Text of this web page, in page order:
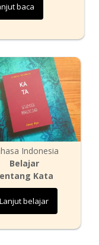
baca
Indonesia
Belajar
Kata
Lanjut belajar